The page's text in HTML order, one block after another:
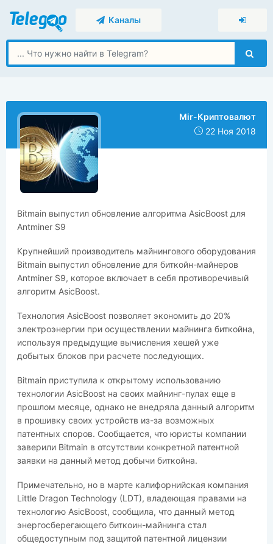
Каналы
Mir-Криптовалют
22 Ноя 2018
​​Bitmain выпустил обновление алгоритма AsicBoost для
Antminer S9
Крупнейший производитель майнингового оборудования
Bitmain выпустил обновление для биткойн-майнеров
Antminer S9, которое включает в себя противоречивый
алгоритм AsicBoost.
Технология AsicBoost позволяет экономить до 20%
электроэнергии при осуществлении майнинга биткойна,
используя предыдущие вычисления хешей уже
добытых блоков при расчете последующих.
Bitmain приступила к открытому использованию
технологии AsicBoost на своих майнинг-пулах еще в
прошлом месяце, однако не внедряла данный алгоритм
в прошивку своих устройств из-за возможных
патентных споров. Сообщается, что юристы компании
заверили Bitmain в отсутствии конкретной патентной
заявки на данный метод добычи биткойна.
Примечательно, но в марте калифорнийская компания
Little Dragon Technology (LDT), владеющая правами на
технологию AsicBoost, сообщила, что данный метод
энергосберегающего биткоин-майнинга стал
общедоступным под защитой патентной лицензии